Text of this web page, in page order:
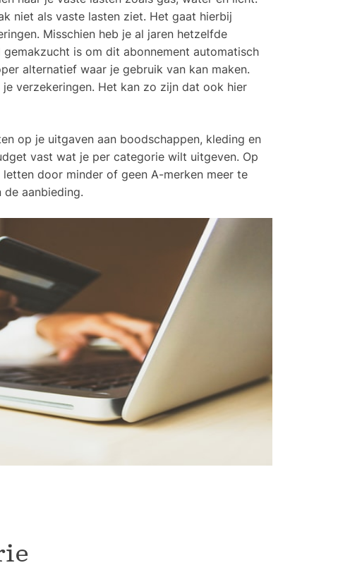
niet als vaste lasten ziet. Het gaat hierbij
Misschien heb je al jaren hetzelfde
is om dit abonnement automatisch
alternatief waar je gebruik van kan maken.
verzekeringen. Het kan zo zijn dat ook hier
op je uitgaven aan boodschappen, kleding en
vast wat je per categorie wilt uitgeven. Op
door minder of geen A-merken meer te
aanbieding.